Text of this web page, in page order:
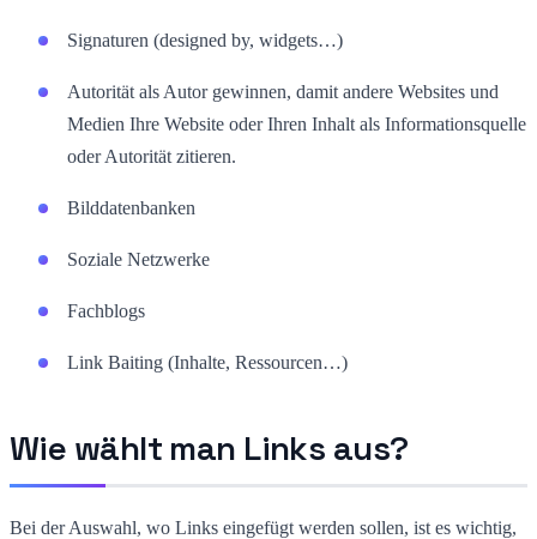
Signaturen (designed by, widgets…)
Autorität als Autor gewinnen, damit andere Websites und
Medien Ihre Website oder Ihren Inhalt als Informationsquelle
oder Autorität zitieren.
Bilddatenbanken
Soziale Netzwerke
Fachblogs
Link Baiting (Inhalte, Ressourcen…)
Wie wählt man Links aus?
Bei der Auswahl, wo Links eingefügt werden sollen, ist es wichtig,